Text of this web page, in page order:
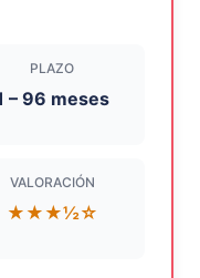
PLAZO
– 96 meses
VALORACIÓN
★★★½☆